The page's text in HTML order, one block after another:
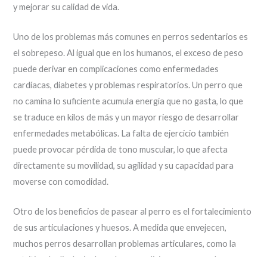
y mejorar su calidad de vida.
Uno de los problemas más comunes en perros sedentarios es
el sobrepeso. Al igual que en los humanos, el exceso de peso
puede derivar en complicaciones como enfermedades
cardíacas, diabetes y problemas respiratorios. Un perro que
no camina lo suficiente acumula energía que no gasta, lo que
se traduce en kilos de más y un mayor riesgo de desarrollar
enfermedades metabólicas. La falta de ejercicio también
puede provocar pérdida de tono muscular, lo que afecta
directamente su movilidad, su agilidad y su capacidad para
moverse con comodidad.
Otro de los beneficios de pasear al perro es el fortalecimiento
de sus articulaciones y huesos. A medida que envejecen,
muchos perros desarrollan problemas articulares, como la